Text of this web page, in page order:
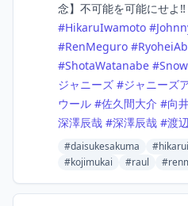
念】不可能を可能にせよ‼️
#HikaruIwamoto #
#RenMeguro #
#ShotaWatanabe #
ジャニーズ #ジャニーズ
ウール #佐久間大介 #向
深澤辰哉 #深澤辰哉 #渡
#daisukesakuma
#kojimukai
#raul